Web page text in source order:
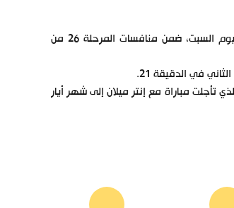
حقق فريق لاتسيو الفوز على ضيفه بولونيا 2 / صفر و ارتقى صدارة الدوري الإيطالي مؤقتا، اليوم السبت، ضمن منافسات المرحلة 26 من
بفارق نقطتين عن يوفنتوس الذي تأجلت مباراة مع إنتر ميلان إلى شهر أيار